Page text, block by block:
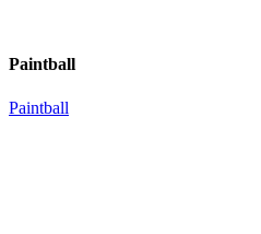
Paintball
Paintball